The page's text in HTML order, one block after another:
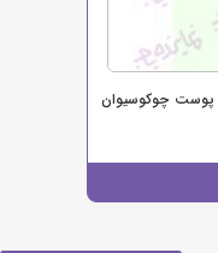
پوست چوکوسیوان